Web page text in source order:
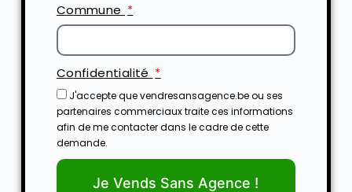
Commune
Confidentialité
J'accepte que vendresansagence.be ou ses
partenaires commerciaux traite ces informations
afin de me contacter dans le cadre de cette
demande.
Je Vends Sans Agence !